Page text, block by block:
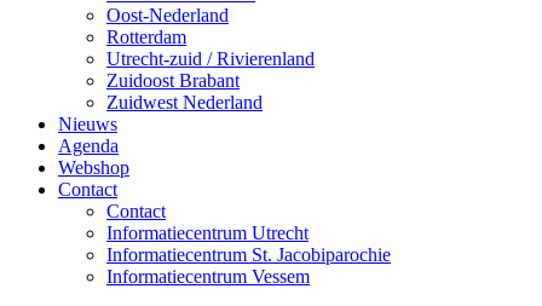
Oost-Nederland
Rotterdam
Utrecht-zuid / Rivierenland
Zuidoost Brabant
Zuidwest Nederland
Nieuws
Agenda
Webshop
Contact
Contact
Informatiecentrum Utrecht
Informatiecentrum St. Jacobiparochie
Informatiecentrum Vessem